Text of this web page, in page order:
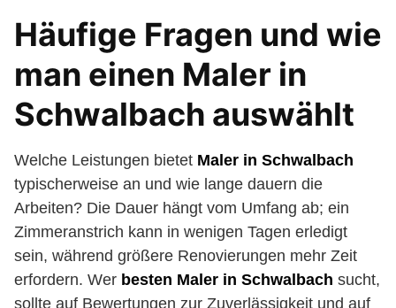
Häufige Fragen und wie
man einen Maler in
Schwalbach auswählt
Welche Leistungen bietet Maler in Schwalbach
typischerweise an und wie lange dauern die
Arbeiten? Die Dauer hängt vom Umfang ab; ein
Zimmeranstrich kann in wenigen Tagen erledigt
sein, während größere Renovierungen mehr Zeit
erfordern. Wer besten Maler in Schwalbach sucht,
sollte auf Bewertungen zur Zuverlässigkeit und auf